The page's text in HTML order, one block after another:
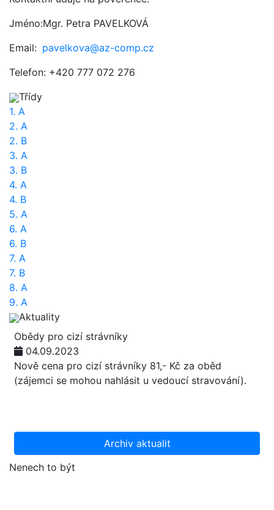
Jméno:Mgr. Petra PAVELKOVÁ
Email: pavelkova@az-comp.cz
Telefon: +420 777 072 276
Třídy
1. A
2. A
2. B
3. A
3. B
4. A
4. B
5. A
6. A
6. B
7. A
7. B
8. A
9. A
Aktuality
Obědy pro cizí strávníky
04.09.2023
Nově cena pro cizí strávníky 81,- Kč za oběd
(zájemci se mohou nahlásit u vedoucí stravování).
Archiv aktualit
Nenech to být